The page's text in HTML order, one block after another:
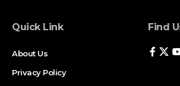
Quick Link
About Us
Privacy Policy
Find